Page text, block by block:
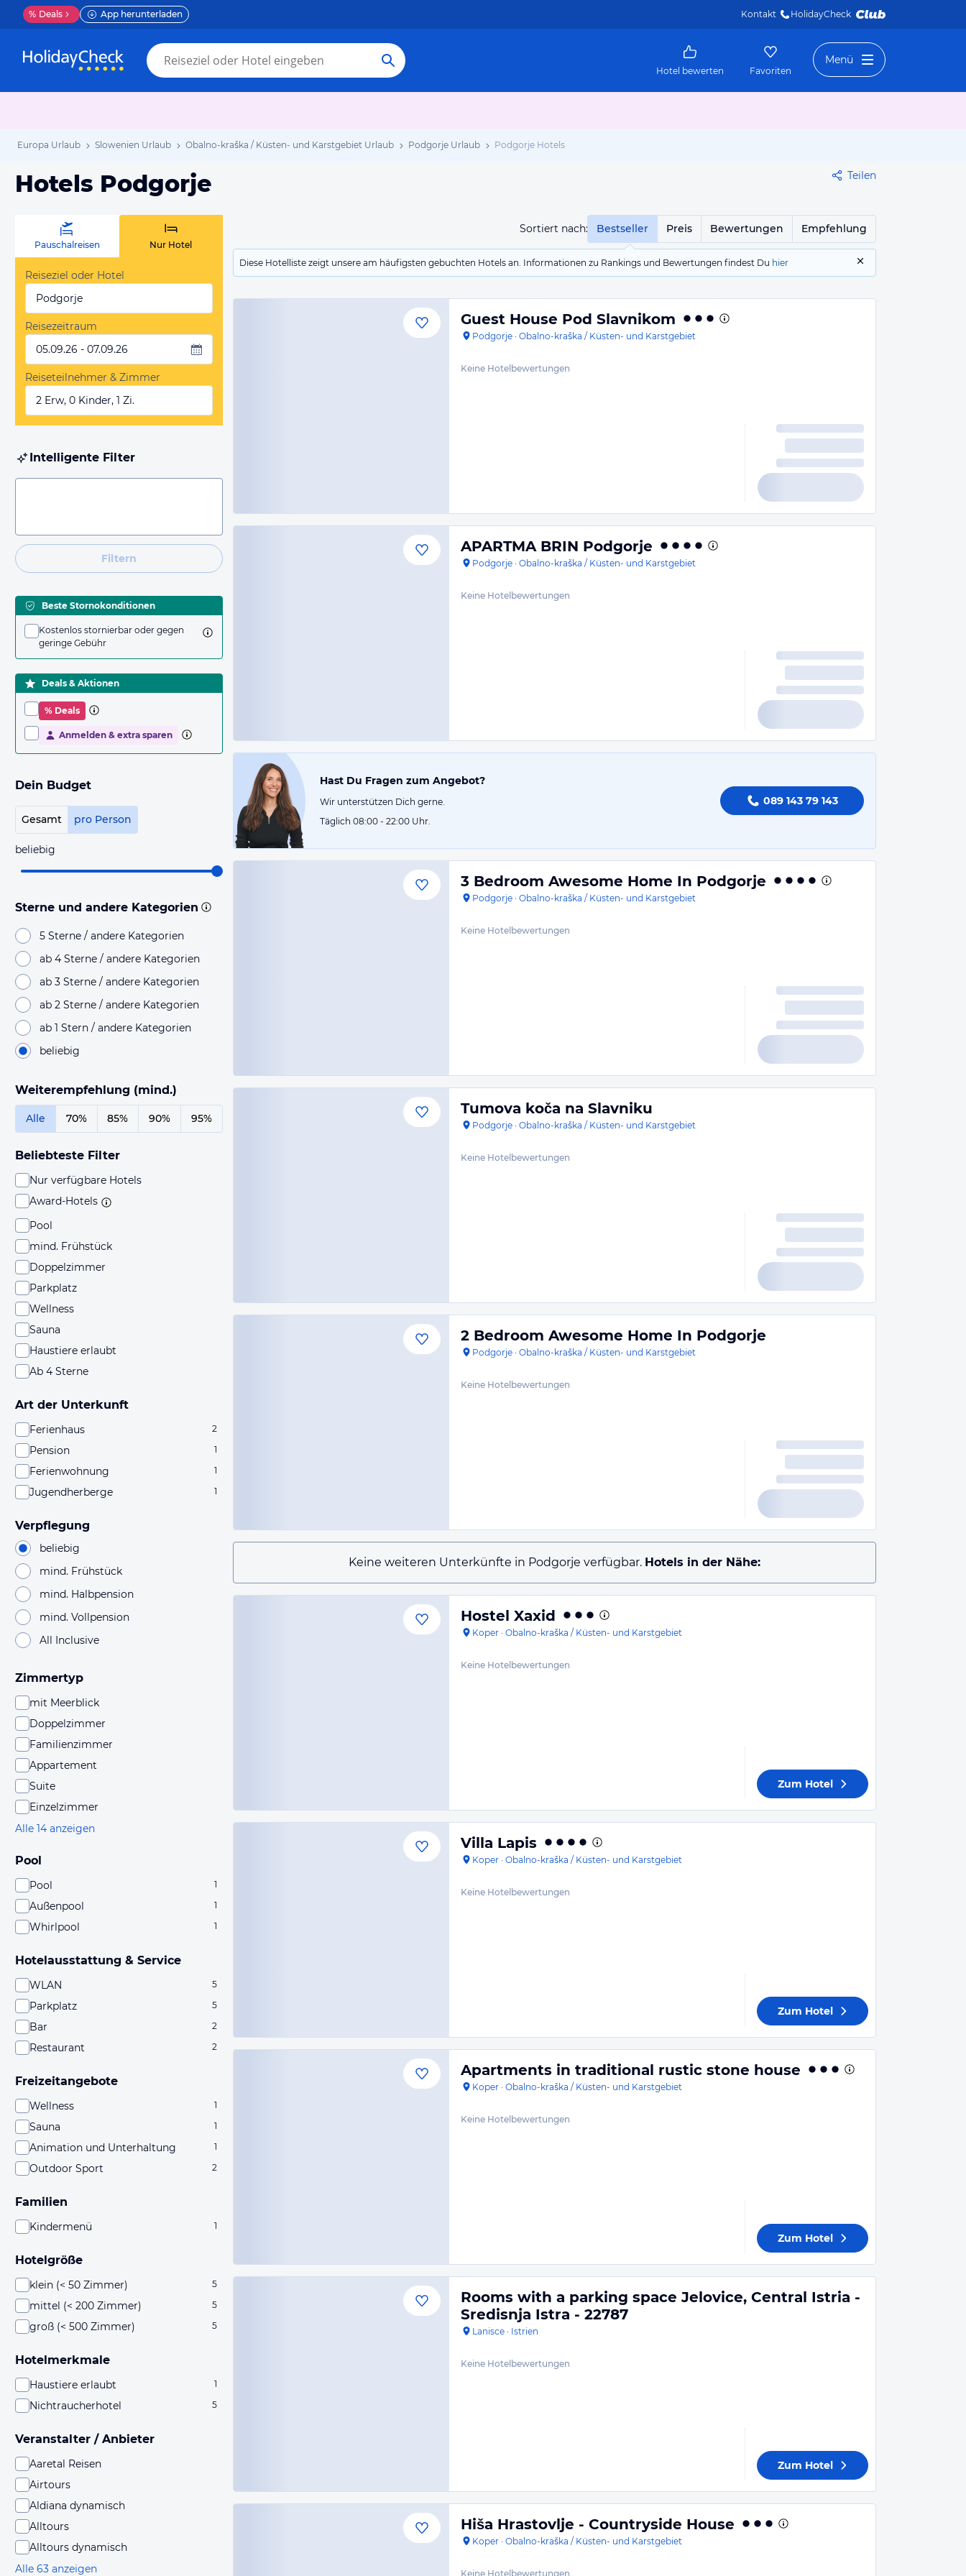
% Deals App herunterladen Kontakt HolidayCheck
Hotel bewerten Favoriten
Menü
Europa Urlaub Slowenien Urlaub Obalno-kraška / Küsten- und Karstgebiet Urlaub Podgorje Urlaub Podgorje Hotels
Hotels Podgorje Teilen
Sortiert nach: Bestseller Preis Bewertungen Empfehlung
Diese Hotelliste zeigt unsere am häufigsten gebuchten Hotels an. Informationen zu Rankings und Bewertungen findest Du hier
Pauschalreisen Nur Hotel
Reiseziel oder Hotel
Podgorje
Reisezeitraum
05.09.26 - 07.09.26
Reiseteilnehmer & Zimmer
2 Erw, 0 Kinder, 1 Zi.
Intelligente Filter
Filtern
Beste Stornokonditionen
Kostenlos stornierbar oder gegen
geringe Gebühr
Deals & Aktionen
% Deals
Anmelden & extra sparen
Dein Budget
Gesamt pro Person
beliebig
Sterne und andere Kategorien
5 Sterne / andere Kategorien
ab 4 Sterne / andere Kategorien
ab 3 Sterne / andere Kategorien
ab 2 Sterne / andere Kategorien
ab 1 Stern / andere Kategorien
beliebig
Weiterempfehlung (mind.)
Alle 70% 85% 90% 95%
Beliebteste Filter
Nur verfügbare Hotels
Award-Hotels
Pool
mind. Frühstück
Doppelzimmer
Parkplatz
Wellness
Sauna
Haustiere erlaubt
Ab 4 Sterne
Art der Unterkunft
Ferienhaus 2
Pension 1
Ferienwohnung 1
Jugendherberge 1
Verpflegung
beliebig
mind. Frühstück
mind. Halbpension
mind. Vollpension
All Inclusive
Zimmertyp
mit Meerblick
Doppelzimmer
Familienzimmer
Appartement
Suite
Einzelzimmer
Alle 14 anzeigen
Pool
Pool 1
Außenpool 1
Whirlpool 1
Hotelausstattung & Service
WLAN 5
Parkplatz 5
Bar 2
Restaurant 2
Freizeitangebote
Wellness 1
Sauna 1
Animation und Unterhaltung 1
Outdoor Sport 2
Familien
Kindermenü 1
Hotelgröße
klein (< 50 Zimmer) 5
mittel (< 200 Zimmer) 5
groß (< 500 Zimmer) 5
Hotelmerkmale
Haustiere erlaubt 1
Nichtraucherhotel 5
Veranstalter / Anbieter
Aaretal Reisen
Airtours
Aldiana dynamisch
Alltours
Alltours dynamisch
Alle 63 anzeigen
Guest House Pod Slavnikom
Podgorje · Obalno-kraška / Küsten- und Karstgebiet
Keine Hotelbewertungen
APARTMA BRIN Podgorje
Podgorje · Obalno-kraška / Küsten- und Karstgebiet
Keine Hotelbewertungen
Hast Du Fragen zum Angebot?
Wir unterstützen Dich gerne.
Täglich 08:00 - 22:00 Uhr.
089 143 79 143
3 Bedroom Awesome Home In Podgorje
Podgorje · Obalno-kraška / Küsten- und Karstgebiet
Keine Hotelbewertungen
Tumova koča na Slavniku
Podgorje · Obalno-kraška / Küsten- und Karstgebiet
Keine Hotelbewertungen
2 Bedroom Awesome Home In Podgorje
Podgorje · Obalno-kraška / Küsten- und Karstgebiet
Keine Hotelbewertungen
Keine weiteren Unterkünfte in Podgorje verfügbar. Hotels in der Nähe:
Hostel Xaxid
Koper · Obalno-kraška / Küsten- und Karstgebiet
Keine Hotelbewertungen
Zum Hotel
Villa Lapis
Koper · Obalno-kraška / Küsten- und Karstgebiet
Keine Hotelbewertungen
Zum Hotel
Apartments in traditional rustic stone house
Koper · Obalno-kraška / Küsten- und Karstgebiet
Keine Hotelbewertungen
Zum Hotel
Rooms with a parking space Jelovice, Central Istria -
Sredisnja Istra - 22787
Lanisce · Istrien
Keine Hotelbewertungen
Zum Hotel
Hiša Hrastovlje - Countryside House
Koper · Obalno-kraška / Küsten- und Karstgebiet
Keine Hotelbewertungen